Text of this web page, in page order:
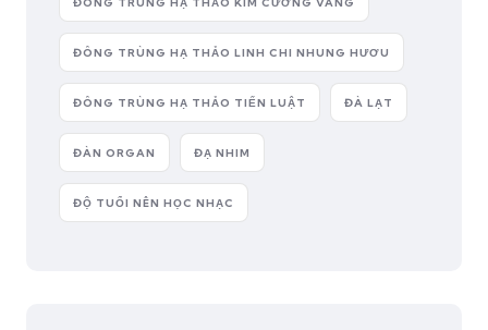
ĐÔNG TRÙNG HẠ THẢO LINH CHI NHUNG HƯƠU
ĐÔNG TRÙNG HẠ THẢO TIẾN LUẬT ĐÀ LẠT
ĐÀN ORGAN ĐẠ NHIM
ĐỘ TUỔI NÊN HỌC NHẠC